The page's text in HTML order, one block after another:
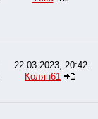
22 03 2023, 20:42
Колян61